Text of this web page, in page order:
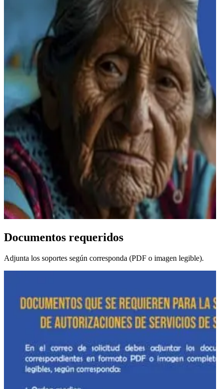
Documentos requeridos
Adjunta los soportes según corresponda (PDF o imagen legible).